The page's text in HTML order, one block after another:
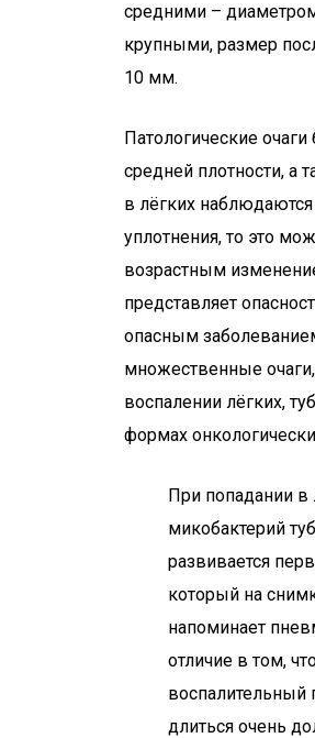
средними –
крупными, размер
10 мм.
Патологические
средней плотности, а
в лёгких
уплотнения, то это
возрастным
представляет
опасным
множественные
воспалении лёгких,
формах
При попадании в
микобактерий
развивается
который на
напоминает
отличие в том,
воспалительный
длиться очень